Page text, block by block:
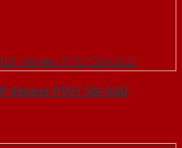
Veneer P1G1 Sồi-SGD